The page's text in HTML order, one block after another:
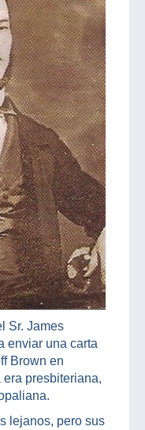
Sr. James
enviar una carta
Brown en
presbiteriana,
lejanos, pero sus